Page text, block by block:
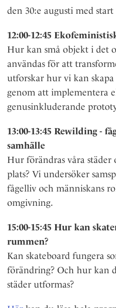
den 30:e augusti med start
12:00-12:45
Hur kan små objekt i det
användas för att
utforskar hur vi kan
genom att implementera
genusinkluderande
13:00-13:45 Rewilding -
samhälle
Hur förändras våra
plats? Vi undersöker
fågelliv och människans
omgivning.
15:00-15:45 Hur kan
rummen?
Kan skateboard fungera
förändring? Och hur kan
städer utformas?